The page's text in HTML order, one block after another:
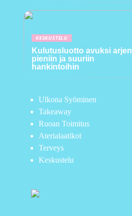
KESKUSTELU
Kulutusluotto avuksi arjen
pieniin ja suuriin
hankintoihin
Ulkona Syöminen
Takeaway
Ruoan Toimitus
Aterialaatikot
Terveys
Keskustelu